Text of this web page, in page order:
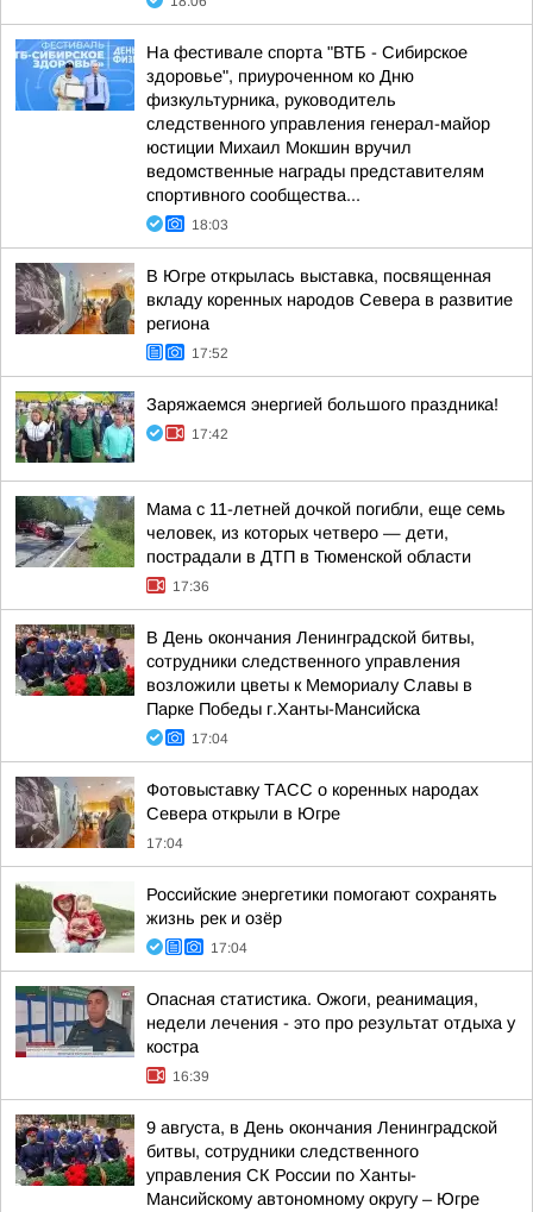
На фестивале спорта "ВТБ - Сибирское
здоровье", приуроченном ко Дню
физкультурника, руководитель
следственного управления генерал-майор
юстиции Михаил Мокшин вручил
ведомственные награды представителям
спортивного сообщества...
18:03
В Югре открылась выставка, посвященная
вкладу коренных народов Севера в развитие
региона
17:52
Заряжаемся энергией большого праздника!
17:42
Мама с 11-летней дочкой погибли, еще семь
человек, из которых четверо — дети,
пострадали в ДТП в Тюменской области
17:36
В День окончания Ленинградской битвы,
сотрудники следственного управления
возложили цветы к Мемориалу Славы в
Парке Победы г.Ханты-Мансийска
17:04
Фотовыставку ТАСС о коренных народах
Севера открыли в Югре
17:04
Российские энергетики помогают сохранять
жизнь рек и озёр
17:04
Опасная статистика. Ожоги, реанимация,
недели лечения - это про результат отдыха у
костра
16:39
9 августа, в День окончания Ленинградской
битвы, сотрудники следственного
управления СК России по Ханты-
Мансийскому автономному округу – Югре